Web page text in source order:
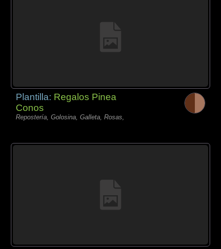
Plantilla: Regalos Pinea
Conos
Repostería, Golosina, Galleta, Rosas,